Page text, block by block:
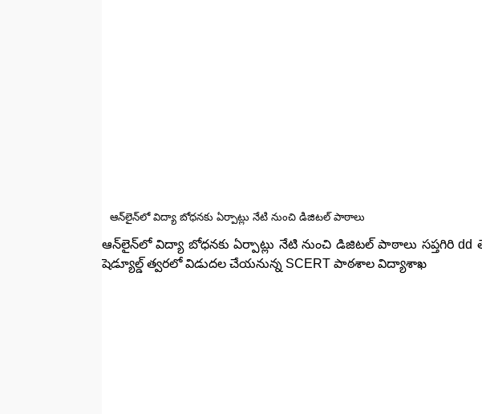
ఆన్‌లైన్‌లో విద్యా బోధనకు ఏర్పాట్లు నేటి నుంచి డిజిటల్ పాఠాలు
ఆన్‌లైన్‌లో విద్యా బోధనకు ఏర్పాట్లు నేటి నుంచి డిజిటల్ పాఠాలు సప్తగిరి dd
షెడ్యూల్డ్ త్వరలో విడుదల చేయనున్న SCERT పాఠశాల విద్యాశాఖ